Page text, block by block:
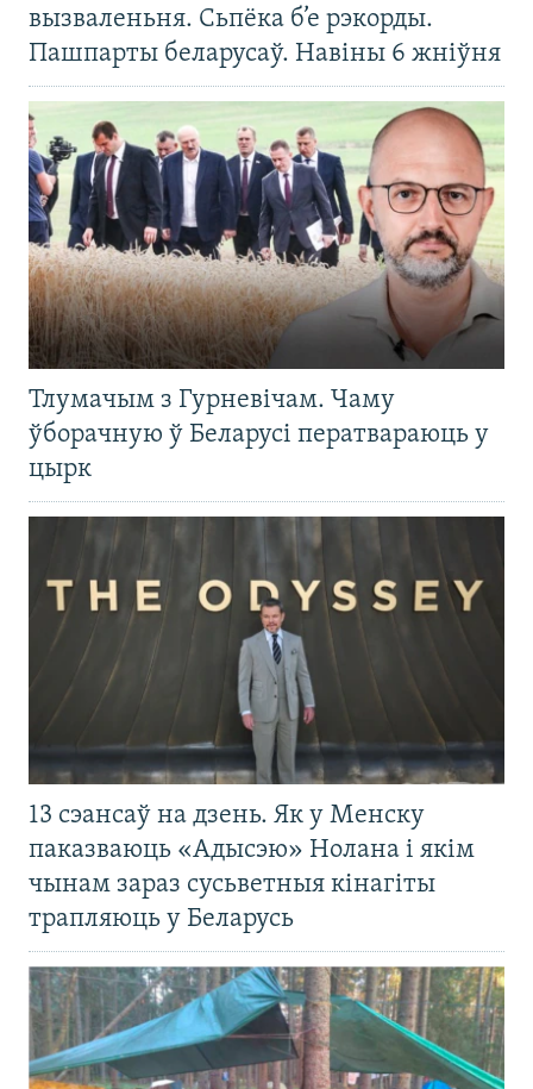
вызваленьня. Сьпёка б’е рэкорды.
Пашпарты беларусаў. Навіны 6 жніўня
Тлумачым з Гурневічам. Чаму
ўборачную ў Беларусі ператвараюць у
цырк
13 сэансаў на дзень. Як у Менску
паказваюць «Адысэю» Нолана і якім
чынам зараз сусьветныя кінагіты
трапляюць у Беларусь